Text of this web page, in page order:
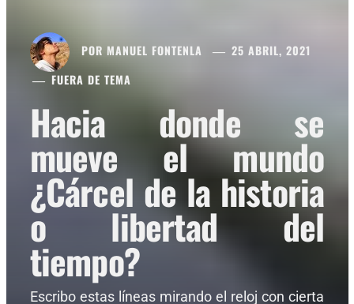
POR MANUEL FONTENLA
25 ABRIL, 2021
FUERA DE TEMA
Hacia donde se
mueve el mundo
¿Cárcel de la historia
o libertad del
tiempo?
Escribo estas líneas mirando el reloj con cierta